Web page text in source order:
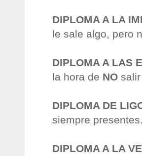
DIPLOMA A LA
le sale algo, pero
DIPLOMA A LAS
la hora de NO salir
DIPLOMA DE
siempre presentes.
DIPLOMA A LA